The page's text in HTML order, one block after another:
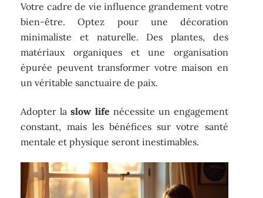
Votre cadre de vie influence grandement votre
bien-être. Optez pour une décoration
minimaliste et naturelle. Des plantes, des
matériaux organiques et une organisation
épurée peuvent transformer votre maison en
un véritable sanctuaire de paix.
Adopter laslow life nécessite un engagement
constant, mais les bénéfices sur votre santé
mentale et physique seront inestimables.